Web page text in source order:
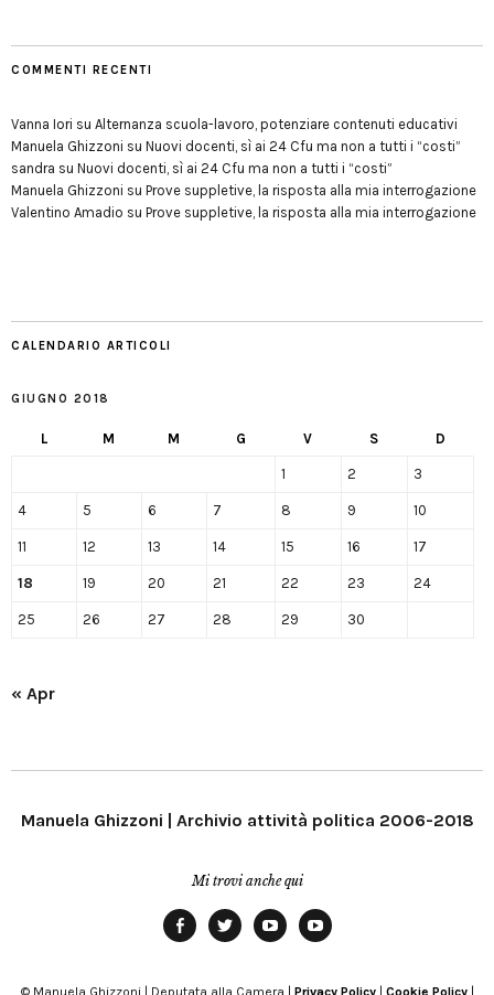
COMMENTI RECENTI
Vanna Iori su Alternanza scuola-lavoro, potenziare contenuti educativi
Manuela Ghizzoni su Nuovi docenti, sì ai 24 Cfu ma non a tutti i “costi”
sandra su Nuovi docenti, sì ai 24 Cfu ma non a tutti i “costi”
Manuela Ghizzoni su Prove suppletive, la risposta alla mia interrogazione
Valentino Amadio su Prove suppletive, la risposta alla mia interrogazione
CALENDARIO ARTICOLI
GIUGNO 2018
L M M G V S D
1 2 3
4 5 6 7 8 9 10
11 12 13 14 15 16 17
18 19 20 21 22 23 24
25 26 27 28 29 30
« Apr
Manuela Ghizzoni | Archivio attività politica 2006-2018
Mi trovi anche qui
Modena
© Manuela Ghizzoni | Deputata alla Camera | Privacy Policy| Cookie Policy|